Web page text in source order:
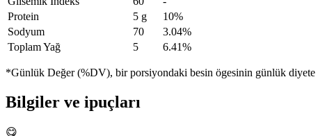
Protein
5 g
10%
Sodyum
70
3.04%
Toplam Yağ
5 6.41%
*Günlük Değer (%DV), bir porsiyondaki besin ögesinin günlük diyete
Bilgiler ve ipuçları
😋